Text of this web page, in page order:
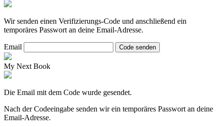
Wir senden einen Verifizierungs-Code und anschließend ein
temporäres Passwort an deine Email-Adresse.
Email Code senden
My Next Book
Die Email mit dem Code wurde gesendet.
Nach der Codeeingabe senden wir ein temporäres Passwort an deine
Email-Adresse.